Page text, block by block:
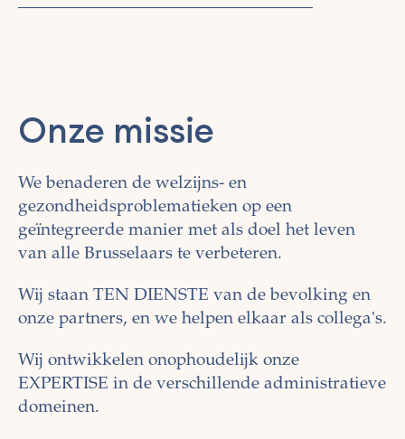
Onze missie
We benaderen de welzijns- en
gezondheidsproblematieken op een
geïntegreerde manier met als doel het leven
van alle Brusselaars te verbeteren.
Wij staan TEN DIENSTE van de bevolking en
onze partners, en we helpen elkaar als collega's.
Wij ontwikkelen onophoudelijk onze
EXPERTISE in de verschillende administratieve
domeinen.